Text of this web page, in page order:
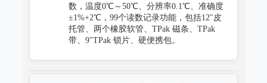
数，温度0℃～50℃、分辨率0.1℃、准确度
±1%+2℃，99个读数记录功能，包括12"皮
托管、两个橡胶软管、TPak 磁条、TPak
带、9"TPak 锁片、硬便携包。